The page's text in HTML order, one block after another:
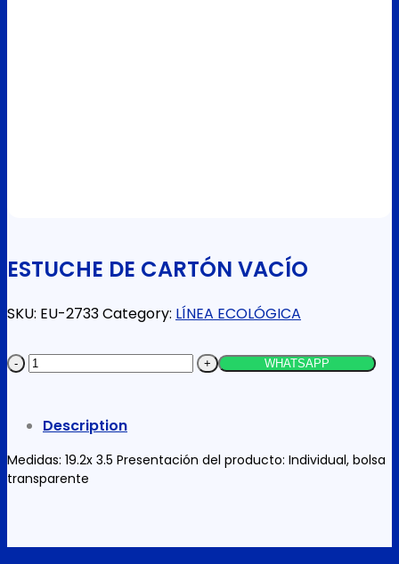
ESTUCHE DE CARTÓN VACÍO
SKU: EU-2733Category: LÍNEA ECOLÓGICA
ESTUCHE
VACÍO
quantity
WHATSAPP
Description
Medidas: 19.2x 3.5 Presentación del producto: Individual, bolsa
transparente